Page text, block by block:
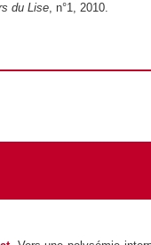
du Lise, n°1, 2010.